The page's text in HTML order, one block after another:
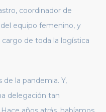
coordinador de
equipo femenino, y
cargo de toda la logística
de la pandemia. Y,
delegación tan